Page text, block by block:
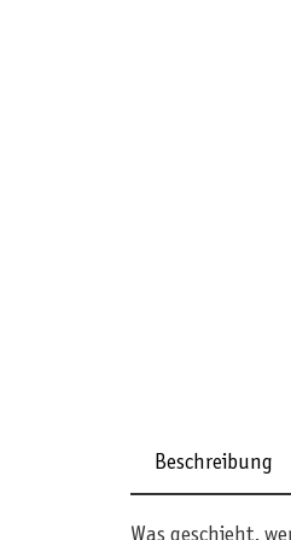
Beschreibung
Was geschieht,